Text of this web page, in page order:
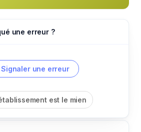
une erreur ?
Signaler une erreur
est le mien